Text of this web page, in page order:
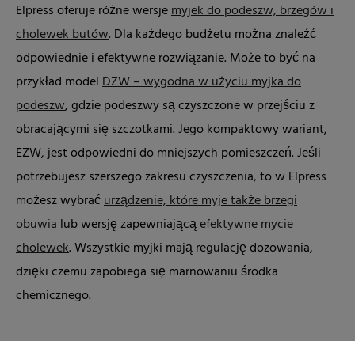
Elpress oferuje różne wersjemyjek do podeszw, brzegów i
cholewek butów. Dla każdego budżetu można znaleźć
odpowiednie i efektywne rozwiązanie. Może to być na
przykład modelDZW – wygodna w użyciu myjka do
podeszw, gdzie podeszwy są czyszczone w przejściu z
obracającymi się szczotkami. Jego kompaktowy wariant,
EZW, jest odpowiedni do mniejszych pomieszczeń. Jeśli
potrzebujesz szerszego zakresu czyszczenia, to w Elpress
możesz wybraćurządzenie, które myje także brzegi
obuwialub wersję zapewniającąefektywne mycie
cholewek. Wszystkie myjki mają regulację dozowania,
dzięki czemu zapobiega się marnowaniu środka
chemicznego.